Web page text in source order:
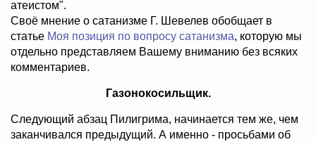
атеистом".
Своё мнение о сатанизме Г. Шевелев обобщает в
статье Моя позиция по вопросу сатанизма, которую мы
отдельно представляем Вашему вниманию без всяких
комментариев.
Газонокосильщик.
Следующий абзац Пилигрима, начинается тем же, чем
заканчивался предыдущий. А именно - просьбами об